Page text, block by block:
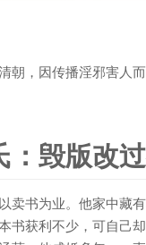
朝，因传播淫邪害人
：毁版改
卖书为业。他家中藏
书获利不少，可自己